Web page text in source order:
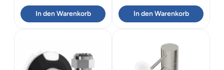
In den Warenkorb In den Warenkorb